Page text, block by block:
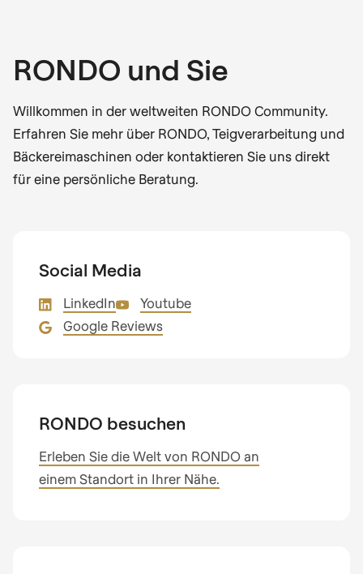
RONDO und Sie
Willkommen in der weltweiten RONDO Community.
Erfahren Sie mehr über RONDO, Teigverarbeitung und
Bäckereimaschinen oder kontaktieren Sie uns direkt
für eine persönliche Beratung.
Social Media
LinkedIn
Youtube
Google Reviews
RONDO besuchen
Erleben Sie die Welt von RONDO an
einem Standort in Ihrer Nähe.